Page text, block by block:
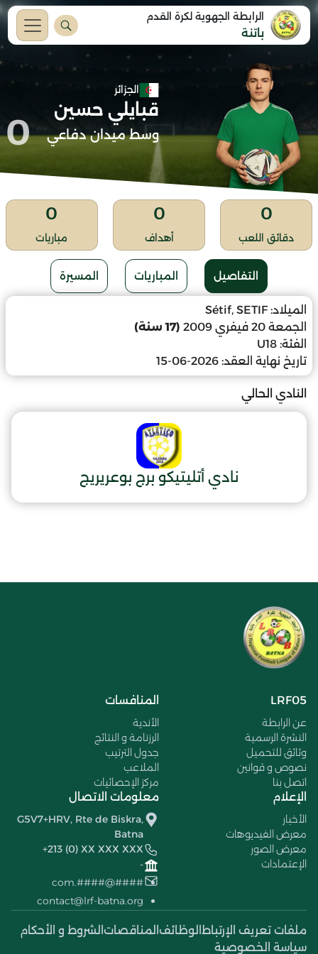
الرابطة الجهوية لكرة القدم
باتنة
الجزائر
قبايلي حسين
وسط ميدان دفاعي 0
0
دقائق اللعب
0
أهداف
0
مباريات
التفاصيل المباريات المسيرة
الميلاد: Sétif, SETIF
الجمعة 20 فيفري 2009
(17 سنة)
الفئة: U18
تاريخ نهاية العقد: 2026-06-15
النادي الحالي
نادي أتليتيكو برج بوعريريج
LRF05
عن الرابطة
النشرة الرسمية
وثائق للتحميل
نصوص و قوانين
اتصل بنا
المنافسات
الأندية
الرزنامة و النتائج
جدول الترتيب
الملاعب
مركز الإحصائيات
الإعلام
الأخبار
معرض الفيديوهات
معرض الصور
الإعتمادات
معلومات الاتصال
G5V7+HRV, Rte de Biskra,
Batna
+213 (0) XX XXX XXX
-
####@####.com
contact@lrf-batna.org
ملفات تعريف الإرتباط الوظائف المناقصات الشروط و الأحكام
سياسة الخصوصية